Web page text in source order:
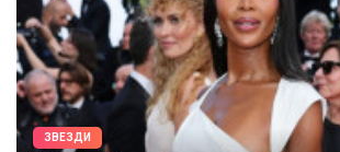
ЗВЕЗДИ